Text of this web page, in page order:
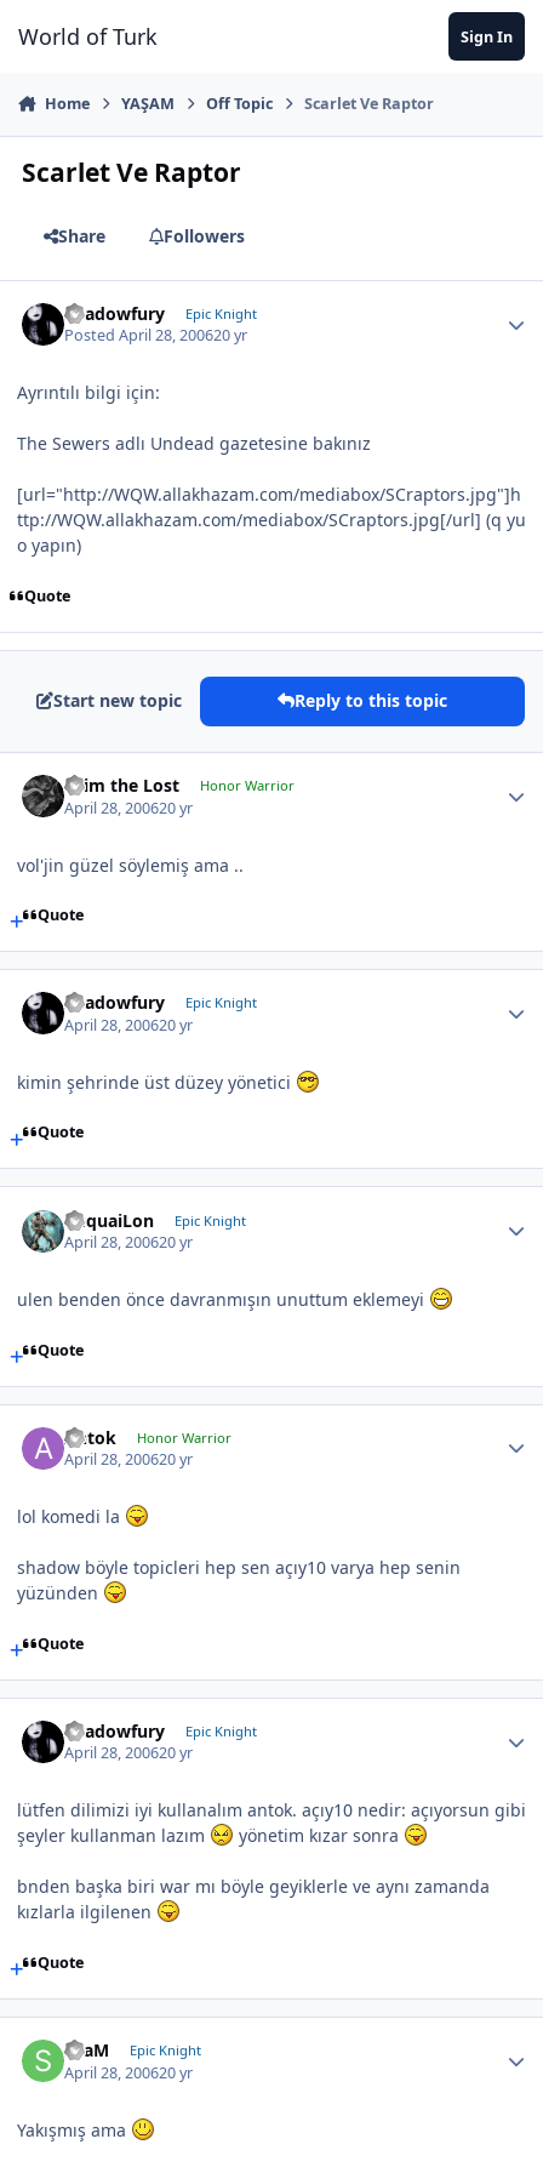
World of Turk Sign In
Home YAŞAM Off Topic Scarlet Ve Raptor
Scarlet Ve Raptor
Share Followers
Shadowfury Epic Knight
PostedApril 28, 200620 yr
Ayrıntılı bilgi için:
The Sewers adlı Undead gazetesine bakınız
[url="http://WQW.allakhazam.com/mediabox/SCraptors.jpg"]h
ttp://WQW.allakhazam.com/mediabox/SCraptors.jpg[/url] (q yu
o yapın)
Quote
Start new topic Reply to this topic
cRim the Lost Honor Warrior
April 28, 200620 yr
vol'jin güzel söylemiş ama ..
Quote
Shadowfury Epic Knight
April 28, 200620 yr
kimin şehrinde üst düzey yönetici
Quote
YuquaiLon Epic Knight
April 28, 200620 yr
ulen benden önce davranmışın unuttum eklemeyi
Quote
Antok Honor Warrior
April 28, 200620 yr
lol komedi la
shadow böyle topicleri hep sen açıy10 varya hep senin
yüzünden
Quote
Shadowfury Epic Knight
April 28, 200620 yr
lütfen dilimizi iyi kullanalım antok. açıy10 nedir: açıyorsun gibi
şeyler kullanman lazım
yönetim kızar sonra
bnden başka biri war mı böyle geyiklerle ve aynı zamanda
kızlarla ilgilenen
Quote
SLaM Epic Knight
April 28, 200620 yr
Yakışmış ama